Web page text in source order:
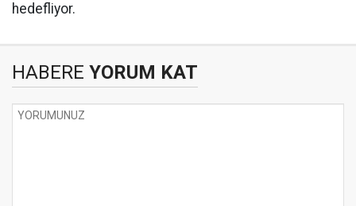
hedefliyor.
HABERE YORUM KAT